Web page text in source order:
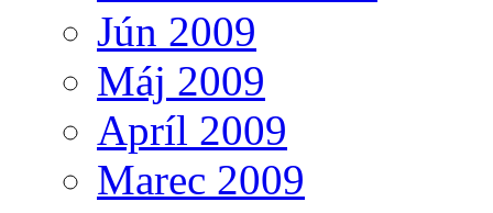
Jún 2009
Máj 2009
Apríl 2009
Marec 2009